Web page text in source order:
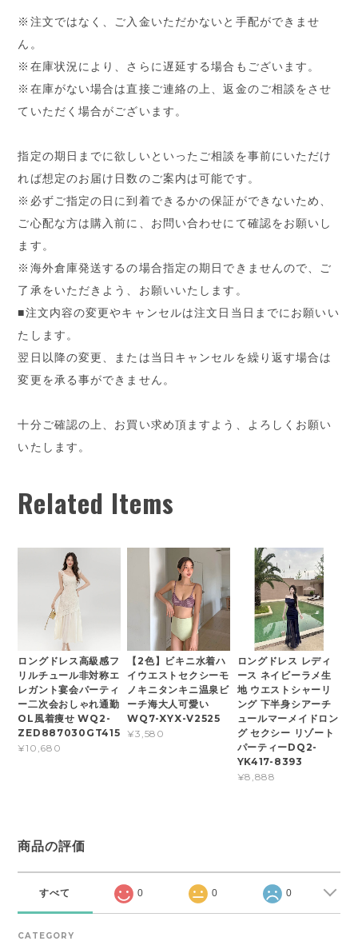
※注文ではなく、ご入金いただかないと手配ができませ
ん。
※在庫状況により、さらに遅延する場合もございます。
※在庫がない場合は直接ご連絡の上、返金のご相談をさせ
ていただく場合がございます。
指定の期日までに欲しいといったご相談を事前にいただけ
れば想定のお届け日数のご案内は可能です。
※必ずご指定の日に到着できるかの保証ができないため、
ご心配な方は購入前に、お問い合わせにて確認をお願いし
ます。
※海外倉庫発送するの場合指定の期日できませんので、ご
了承をいただきよう、お願いいたします。
■注文内容の変更やキャンセルは注文日当日までにお願いい
たします。
翌日以降の変更、または当日キャンセルを繰り返す場合は
変更を承る事ができません。
十分ご確認の上、お買い求め頂ますよう、よろしくお願い
いたします。
Related Items
ロングドレス高級感フ
リルチュール非対称エ
レガント宴会パーティ
ー二次会おしゃれ通勤
OL風着痩せ WQ2-
ZED887030GT415
¥10,680
【2色】ビキニ水着ハ
イウエストセクシーモ
ノキニタンキニ温泉ビ
ーチ海大人可愛い
WQ7-XYX-V2525
¥3,580
ロングドレス レディ
ース ネイビーラメ生
地 ウエストシャーリ
ング 下半身シアーチ
ュールマーメイドロン
グ セクシー リゾート
パーティーDQ2-
YK417-8393
¥8,888
商品の評価
すべて 0 0 0
CATEGORY